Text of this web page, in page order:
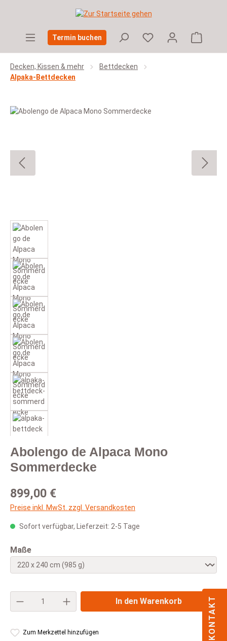
Zum Hauptinhalt springen
Termin buchen
Decken, Kissen & mehr
Bettdecken
Alpaka-Bettdecken
Bildergalerie überspringen
Abolengo de Alpaca Mono
Sommerdecke
Regulärer Preis:
899,00 €
Preise inkl. MwSt. zzgl. Versandkosten
Sofort verfügbar, Lieferzeit: 2-5 Tage
Maßeauswählen
Produkt Anzahl: Gib den gewünschten
In den Warenkorb
Zum Merkzettel hinzufügen KONTAKT